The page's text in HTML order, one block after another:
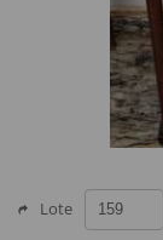
Lote